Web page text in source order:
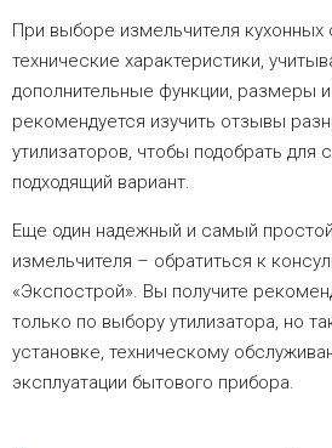
При выборе измельчителя кухонных
технические характеристики,
дополнительные функции, размеры
рекомендуется изучить отзывы
утилизаторов, чтобы подобрать для
подходящий вариант.
Еще один надежный и самый
измельчителя – обратиться к
«Экспострой». Вы получите
только по выбору утилизатора, но
установке, техническому
эксплуатации бытового прибора.